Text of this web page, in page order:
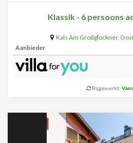
Klassik - 6 persoons
Kals Am Großglockner,
Aanbieder
Bijgewerkt: